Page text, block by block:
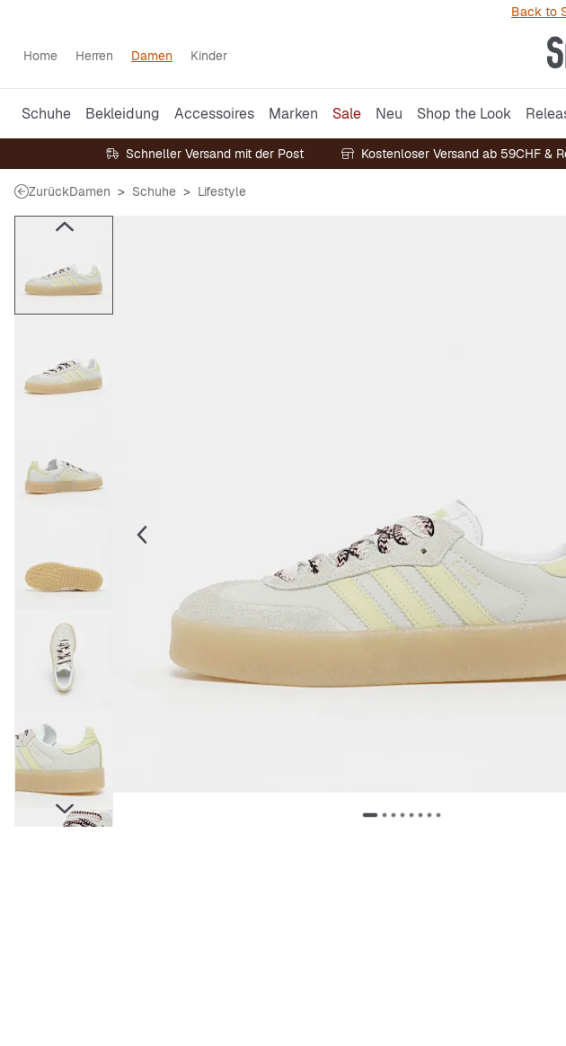
Back to
Home Herren Damen Kinder
Schuhe Bekleidung Accessoires Marken Sale Neu Shop the Look
Schneller Versand mit der Post Kostenloser Versand ab 59CHF &
ZurückDamen Schuhe Lifestyle